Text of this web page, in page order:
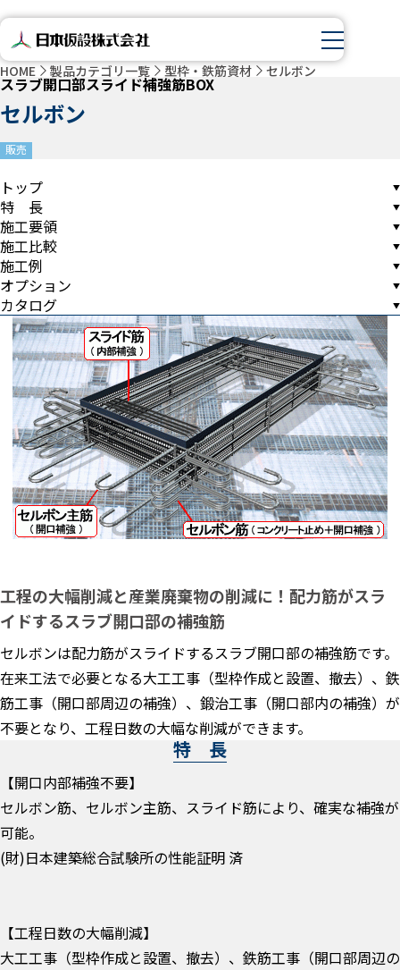
HOME 製品カテゴリ一覧 型枠・鉄筋資材 セルボン
スラブ開口部スライド補強筋BOX
セルボン
販売
トップ
特 長
施工要領
施工比較
施工例
オプション
カタログ
工程の大幅削減と産業廃棄物の削減に！配力筋がスラ
イドするスラブ開口部の補強筋
セルボンは配力筋がスライドするスラブ開口部の補強筋です。
在来工法で必要となる大工工事（型枠作成と設置、撤去）、鉄
筋工事（開口部周辺の補強）、鍛治工事（開口部内の補強）が
不要となり、工程日数の大幅な削減ができます。
特 長
【開口内部補強不要】
セルボン筋、セルボン主筋、スライド筋により、確実な補強が
可能。
(財)日本建築総合試験所の性能証明 済
【工程日数の大幅削減】
大工工事（型枠作成と設置、撤去）、鉄筋工事（開口部周辺の